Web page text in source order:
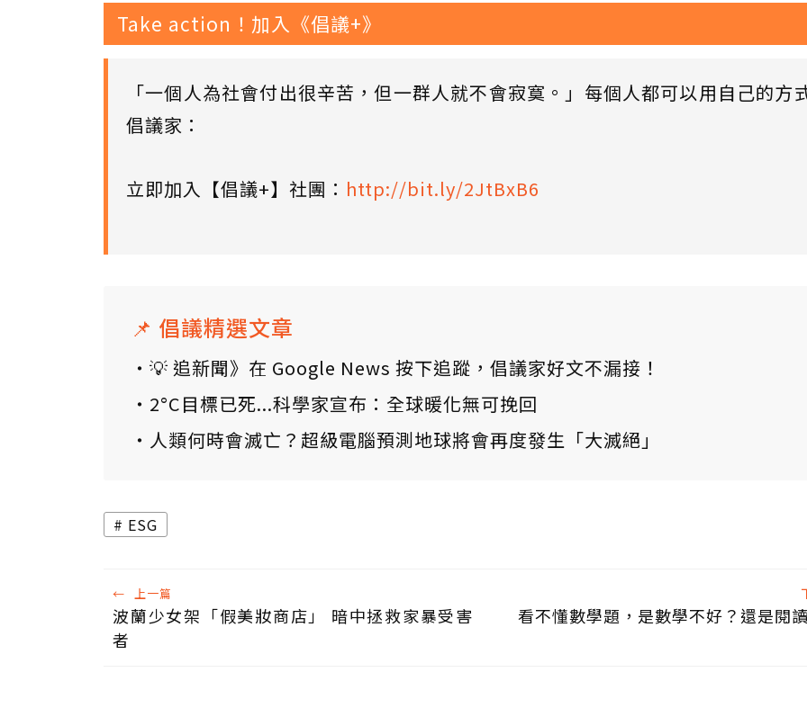
Take action！加入《倡議+》
「一個人為社會付出很辛苦，但一群人就不會寂寞。」每個人都可以用自己的方
倡議家：
立即加入【倡議+】社團： http://bit.ly/2JtBxB6
📌 倡議精選文章
💡 追新聞》在 Google News 按下追蹤，倡議家好文不漏接！
2°C目標已死...科學家宣布：全球暖化無可挽回
人類何時會滅亡？超級電腦預測地球將會再度發生「大滅絕」
ESG
← 上一篇
波蘭少女架「假美妝商店」 暗中拯救家暴受害
者
看不懂數學題，是數學不好？還是閱